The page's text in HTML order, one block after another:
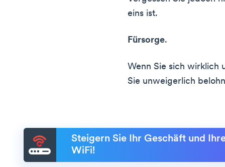
eins ist.
Fürsorge.
Wenn Sie sich wirklich
Sie unweigerlich
Steigern Sie Ihr Geschäft und
WiFi!